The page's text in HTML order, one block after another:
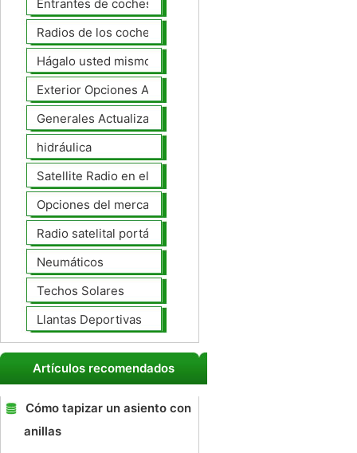
Entrantes de coches
Radios de los coches
Hágalo usted mismo Mejoras Auto
Exterior Opciones Aftermarket
Generales Actualizaciones Auto
hidráulica
Satellite Radio en el tablero
Opciones del mercado de accesorios del interior
Radio satelital portátil
Neumáticos
Techos Solares
Llantas Deportivas
Artículos recomendados
Cómo tapizar un asiento con
anillas